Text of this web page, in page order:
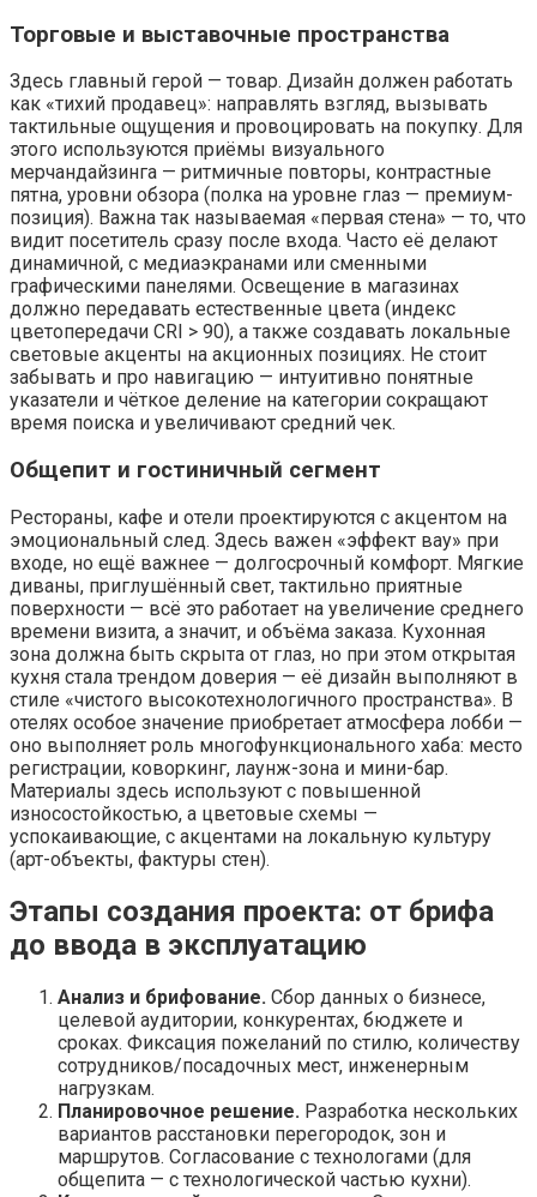
Торговые и выставочные пространства
Здесь главный герой — товар. Дизайн должен работать
как «тихий продавец»: направлять взгляд, вызывать
тактильные ощущения и провоцировать на покупку. Для
этого используются приёмы визуального
мерчандайзинга — ритмичные повторы, контрастные
пятна, уровни обзора (полка на уровне глаз — премиум-
позиция). Важна так называемая «первая стена» — то, что
видит посетитель сразу после входа. Часто её делают
динамичной, с медиаэкранами или сменными
графическими панелями. Освещение в магазинах
должно передавать естественные цвета (индекс
цветопередачи CRI > 90), а также создавать локальные
световые акценты на акционных позициях. Не стоит
забывать и про навигацию — интуитивно понятные
указатели и чёткое деление на категории сокращают
время поиска и увеличивают средний чек.
Общепит и гостиничный сегмент
Рестораны, кафе и отели проектируются с акцентом на
эмоциональный след. Здесь важен «эффект вау» при
входе, но ещё важнее — долгосрочный комфорт. Мягкие
диваны, приглушённый свет, тактильно приятные
поверхности — всё это работает на увеличение среднего
времени визита, а значит, и объёма заказа. Кухонная
зона должна быть скрыта от глаз, но при этом открытая
кухня стала трендом доверия — её дизайн выполняют в
стиле «чистого высокотехнологичного пространства». В
отелях особое значение приобретает атмосфера лобби —
оно выполняет роль многофункционального хаба: место
регистрации, коворкинг, лаунж-зона и мини-бар.
Материалы здесь используют с повышенной
износостойкостью, а цветовые схемы —
успокаивающие, с акцентами на локальную культуру
(арт-объекты, фактуры стен).
Этапы создания проекта: от брифа
до ввода в эксплуатацию
Анализ и брифование. Сбор данных о бизнесе,
целевой аудитории, конкурентах, бюджете и
сроках. Фиксация пожеланий по стилю, количеству
сотрудников/посадочных мест, инженерным
нагрузкам.
Планировочное решение. Разработка нескольких
вариантов расстановки перегородок, зон и
маршрутов. Согласование с технологами (для
общепита — с технологической частью кухни).